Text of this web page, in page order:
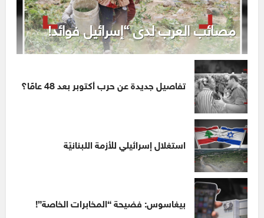
مصائب العرب لدى “إسرائيل فوائد!
تفاصيل جديدة عن حرب أكتوبر بعد 48 عامًا؟
استغلال إسرائيلي للأزمة اللبنانيّة
بيغاسوس: فضيحة “المخابرات الخاصة”!